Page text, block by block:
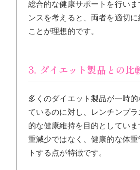
総合的な健康サポートを行いま
ンスを考えると、両者を適切
ことが理想的です。
3. ダイエット製品との比
多くのダイエット製品が一時的
ているのに対し、レンチンプ
的な健康維持を目的としてい
重減少ではなく、健康的な体
トする点が特徴です。